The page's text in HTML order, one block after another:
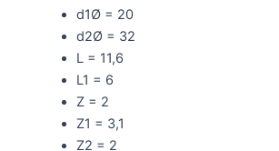
d1Ø = 20
d2Ø = 32
L = 11,6
L1 = 6
Z = 2
Z1 = 3,1
Z2 = 2